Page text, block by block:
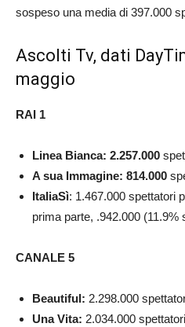
sospeso una media di 397.000
Ascolti Tv, dati
maggio
RAI 1
Linea Bianca: 2.257.000
A sua Immagine: 814.000
ItaliaSì: 1.467.000 spettatori
prima parte, .942.000 (11.9%
CANALE 5
Beautiful: 2.298.000
Una Vita: 2.034.000